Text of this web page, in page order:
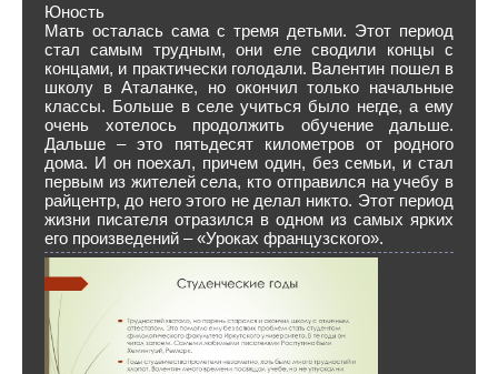
Юность
Мать осталась сама с тремя детьми. Этот период
стал самым трудным, они еле сводили концы с
концами, и практически голодали. Валентин пошел в
школу в Аталанке, но окончил только начальные
классы. Больше в селе учиться было негде, а ему
очень хотелось продолжить обучение дальше.
Дальше – это пятьдесят километров от родного
дома. И он поехал, причем один, без семьи, и стал
первым из жителей села, кто отправился на учебу в
райцентр, до него этого не делал никто. Этот период
жизни писателя отразился в одном из самых ярких
его произведений – «Уроках французского».